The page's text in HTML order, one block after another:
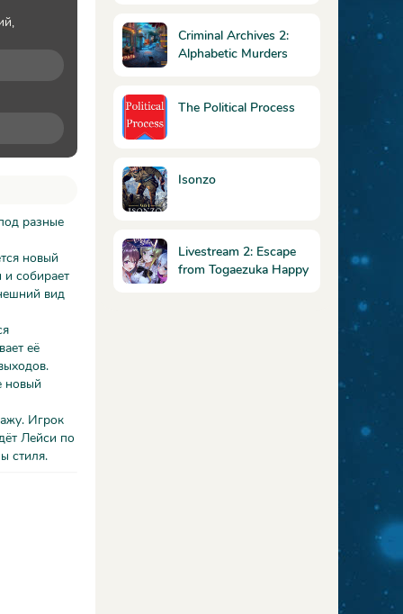
разные
новый
и собирает
вид
её
новый
Игрок
Лейси по
стиля.
Criminal Archives 2:
Alphabetic Murders
2: Убийства по
The Political Process
Isonzo
Livestream 2: Escape
from Togaezuka Happy